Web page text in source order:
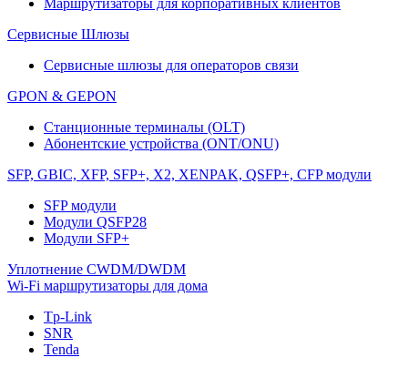
Маршрутизаторы для корпоративных клиентов
Сервисные Шлюзы
Сервисные шлюзы для операторов связи
GPON & GEPON
Станционные терминалы (OLT)
Абонентские устройства (ONT/ONU)
SFP, GBIC, XFP, SFP+, X2, XENPAK, QSFP+, CFP модули
SFP модули
Модули QSFP28
Модули SFP+
Уплотнение CWDM/DWDM
Wi-Fi маршрутизаторы для дома
Tp-Link
SNR
Tenda